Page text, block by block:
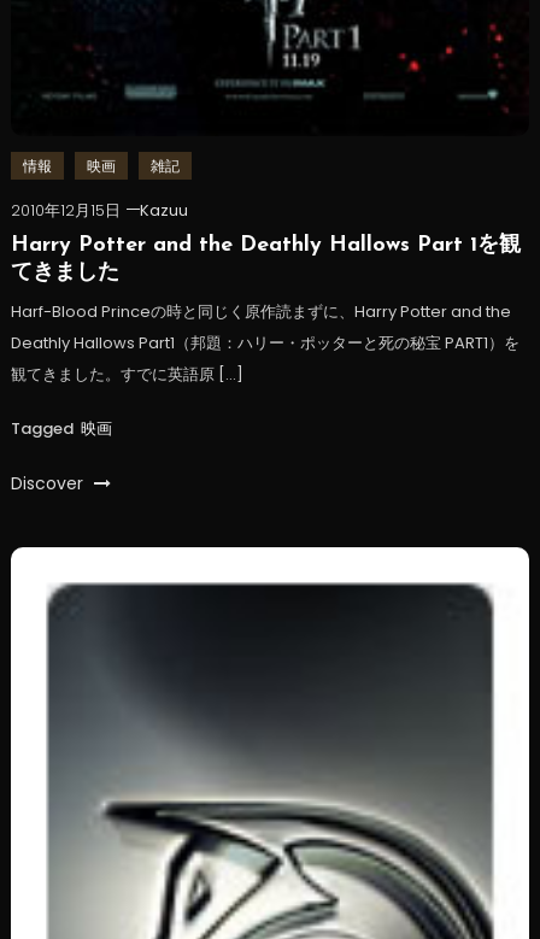
情報 映画 雑記
2010年12月15日
Kazuu
Harry Potter and the Deathly Hallows Part 1を観
てきました
Harf-Blood Princeの時と同じく原作読まずに、Harry Potter and the
Deathly Hallows Part1（邦題：ハリー・ポッターと死の秘宝 PART1）を
観てきました。すでに英語原 […]
Tagged 映画
Discover